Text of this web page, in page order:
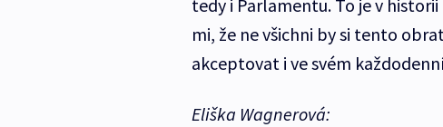
tedy i Parlamentu. To je v
mi, že ne všichni by si tento
akceptovat i ve svém
Eliška Wagnerová: